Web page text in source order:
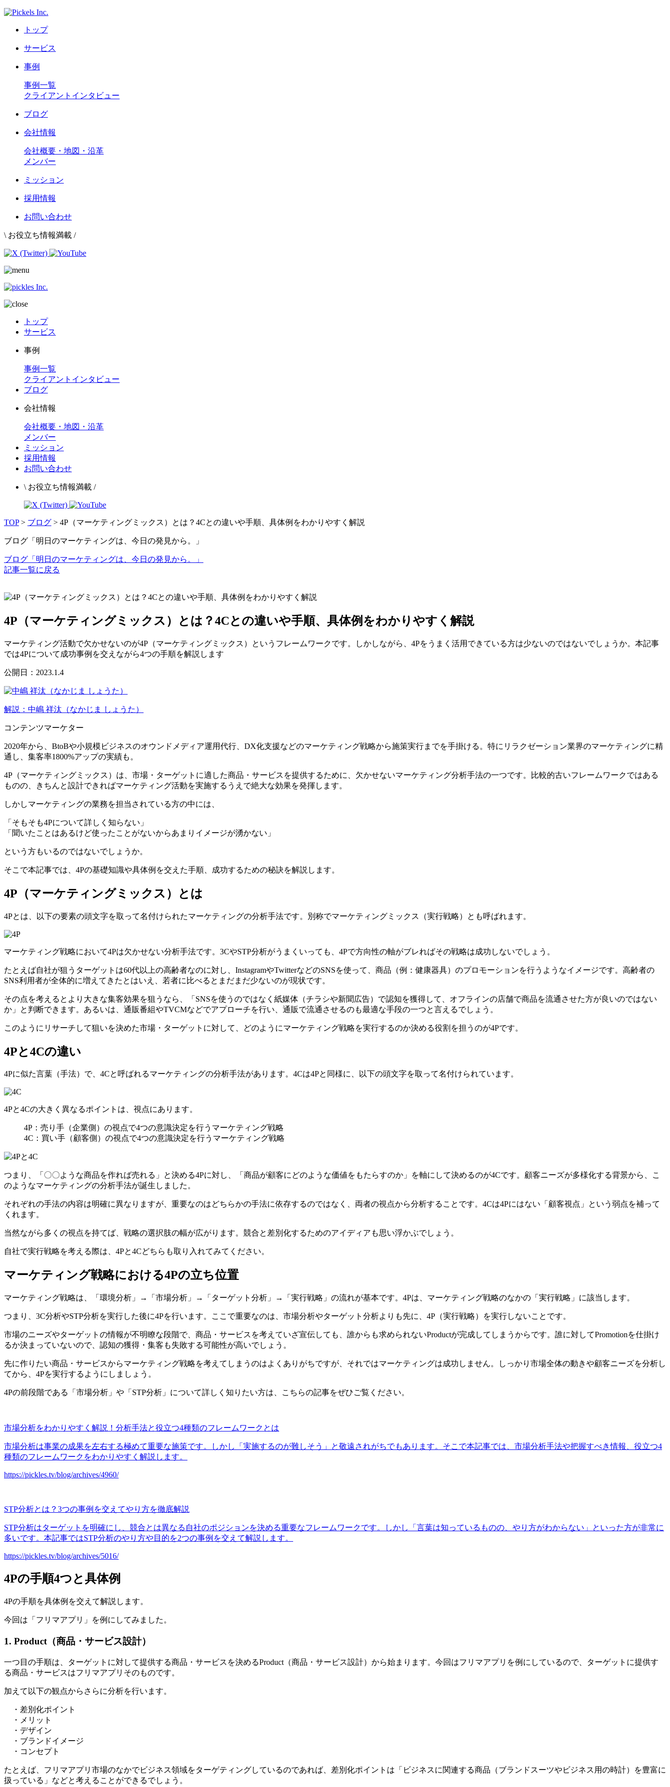
トップ
サービス
事例
事例一覧
クライアントインタビュー
ブログ
会社情報
会社概要・地図・沿革
メンバー
ミッション
採用情報
お問い合わせ
\ お役立ち情報満載 /
トップ
サービス
事例
事例一覧
クライアントインタビュー
ブログ
会社情報
会社概要・地図・沿革
メンバー
ミッション
採用情報
お問い合わせ
\ お役立ち情報満載 /
TOP> ブログ > 4P（マーケティングミックス）とは？4Cとの違いや手順、具体例をわかりやすく解説
ブログ「明日のマーケティングは、今日の発見から。」
ブログ「明日のマーケティングは、今日の発見から。」
記事一覧に戻る
4P（マーケティングミックス）とは？4Cとの違いや手順、具体例をわかりやすく解説
マーケティング活動で欠かせないのが4P（マーケティングミックス）というフレームワークです。しかしながら、4Pをうまく活用できている方は少ないのではないでしょうか。本記事
では4Pについて成功事例を交えながら4つの手順を解説します
公開日：2023.1.4
解説：中嶋 祥汰（なかじま しょうた）
コンテンツマーケター
2020年から、BtoBや小規模ビジネスのオウンドメディア運用代行、DX化支援などのマーケティング戦略から施策実行までを手掛ける。特にリラクゼーション業界のマーケティングに精
通し、集客率1800%アップの実績も。
4P（マーケティングミックス）は、市場・ターゲットに適した商品・サービスを提供するために、欠かせないマーケティング分析手法の一つです。比較的古いフレームワークではある
ものの、きちんと設計できればマーケティング活動を実施するうえで絶大な効果を発揮します。
しかしマーケティングの業務を担当されている方の中には、
「そもそも4Pについて詳しく知らない」
「聞いたことはあるけど使ったことがないからあまりイメージが湧かない」
という方もいるのではないでしょうか。
そこで本記事では、4Pの基礎知識や具体例を交えた手順、成功するための秘訣を解説します。
4P（マーケティングミックス）とは
4Pとは、以下の要素の頭文字を取って名付けられたマーケティングの分析手法です。別称でマーケティングミックス（実行戦略）とも呼ばれます。
マーケティング戦略において4Pは欠かせない分析手法です。3CやSTP分析がうまくいっても、4Pで方向性の軸がブレればその戦略は成功しないでしょう。
たとえば自社が狙うターゲットは60代以上の高齢者なのに対し、InstagramやTwitterなどのSNSを使って、商品（例：健康器具）のプロモーションを行うようなイメージです。高齢者の
SNS利用者が全体的に増えてきたとはいえ、若者に比べるとまだまだ少ないのが現状です。
その点を考えるとより大きな集客効果を狙うなら、「SNSを使うのではなく紙媒体（チラシや新聞広告）で認知を獲得して、オフラインの店舗で商品を流通させた方が良いのではない
か」と判断できます。あるいは、通販番組やTVCMなどでアプローチを行い、通販で流通させるのも最適な手段の一つと言えるでしょう。
このようにリサーチして狙いを決めた市場・ターゲットに対して、どのようにマーケティング戦略を実行するのか決める役割を担うのが4Pです。
4Pと4Cの違い
4Pに似た言葉（手法）で、4Cと呼ばれるマーケティングの分析手法があります。4Cは4Pと同様に、以下の頭文字を取って名付けられています。
4Pと4Cの大きく異なるポイントは、視点にあります。
4P：売り手（企業側）の視点で4つの意識決定を行うマーケティング戦略
4C：買い手（顧客側）の視点で4つの意識決定を行うマーケティング戦略
つまり、「〇〇ような商品を作れば売れる」と決める4Pに対し、「商品が顧客にどのような価値をもたらすのか」を軸にして決めるのが4Cです。顧客ニーズが多様化する背景から、こ
のようなマーケティングの分析手法が誕生しました。
それぞれの手法の内容は明確に異なりますが、重要なのはどちらかの手法に依存するのではなく、両者の視点から分析することです。4Cは4Pにはない「顧客視点」という弱点を補って
くれます。
当然ながら多くの視点を持てば、戦略の選択肢の幅が広がります。競合と差別化するためのアイディアも思い浮かぶでしょう。
自社で実行戦略を考える際は、4Pと4Cどちらも取り入れてみてください。
マーケティング戦略における4Pの立ち位置
マーケティング戦略は、「環境分析」→「市場分析」→「ターゲット分析」→「実行戦略」の流れが基本です。4Pは、マーケティング戦略のなかの「実行戦略」に該当します。
つまり、3C分析やSTP分析を実行した後に4Pを行います。ここで重要なのは、市場分析やターゲット分析よりも先に、4P（実行戦略）を実行しないことです。
市場のニーズやターゲットの情報が不明瞭な段階で、商品・サービスを考えていざ宣伝しても、誰からも求められないProductが完成してしまうからです。誰に対してPromotionを仕掛け
るか決まっていないので、認知の獲得・集客も失敗する可能性が高いでしょう。
先に作りたい商品・サービスからマーケティング戦略を考えてしまうのはよくありがちですが、それではマーケティングは成功しません。しっかり市場全体の動きや顧客ニーズを分析し
てから、4Pを実行するようにしましょう。
4Pの前段階である「市場分析」や「STP分析」について詳しく知りたい方は、こちらの記事をぜひご覧ください。
市場分析をわかりやすく解説！分析手法と役立つ4種類のフレームワークとは
市場分析は事業の成果を左右する極めて重要な施策です。しかし「実施するのが難しそう」と敬遠されがちでもあります。そこで本記事では、市場分析手法や把握すべき情報、役立つ4
種類のフレームワークをわかりやすく解説します。
https://pickles.tv/blog/archives/4960/
STP分析とは？3つの事例を交えてやり方を徹底解説
STP分析はターゲットを明確にし、競合とは異なる自社のポジションを決める重要なフレームワークです。しかし「言葉は知っているものの、やり方がわからない」といった方が非常に
多いです。本記事ではSTP分析のやり方や目的を2つの事例を交えて解説します。
https://pickles.tv/blog/archives/5016/
4Pの手順4つと具体例
4Pの手順を具体例を交えて解説します。
今回は「フリマアプリ」を例にしてみました。
1. Product（商品・サービス設計）
一つ目の手順は、ターゲットに対して提供する商品・サービスを決めるProduct（商品・サービス設計）から始まります。今回はフリマアプリを例にしているので、ターゲットに提供す
る商品・サービスはフリマアプリそのものです。
加えて以下の観点からさらに分析を行います。
・差別化ポイント
・メリット
・デザイン
・ブランドイメージ
・コンセプト
たとえば、フリマアプリ市場のなかでビジネス領域をターゲティングしているのであれば、差別化ポイントは「ビジネスに関連する商品（ブランドスーツやビジネス用の時計）を豊富に
扱っている」などと考えることができるでしょう。